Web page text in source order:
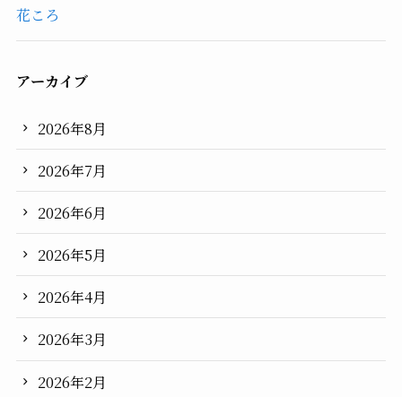
花ころ
アーカイブ
2026年8月
2026年7月
2026年6月
2026年5月
2026年4月
2026年3月
2026年2月